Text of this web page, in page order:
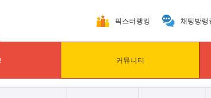
픽스터랭킹 채팅방랭
커뮤니티